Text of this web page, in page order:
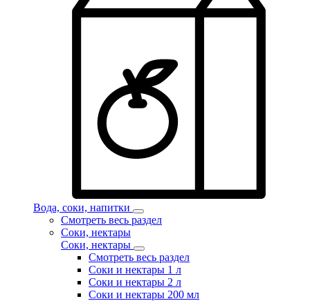
Вода, соки, напитки
Смотреть весь раздел
Соки, нектары
Соки, нектары
Смотреть весь раздел
Соки и нектары 1 л
Соки и нектары 2 л
Соки и нектары 200 мл